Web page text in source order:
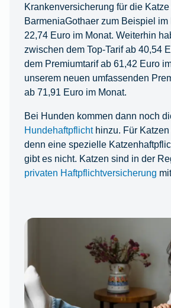
Krankenversicherung für die
BarmeniaGothaer zum Beispiel im
22,74 Euro im Monat. Weiterhin
zwischen dem Top-Tarif ab 40,54
dem Premiumtarif ab 61,42 Euro
unserem neuen umfassenden
ab 71,91 Euro im Monat.
Bei Hunden kommen dann noch
Hundehaftpflichthinzu. Für Katzen
denn eine spezielle
gibt es nicht. Katzen sind in der
privaten Haftpflichtversicherung